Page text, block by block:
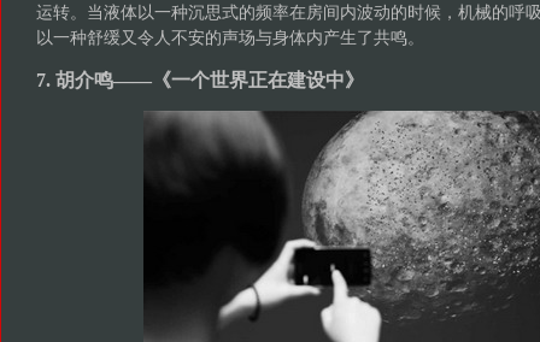
运转。当液体以一种沉思式的频率在房间内波动的时候，机械的呼
以一种舒缓又令人不安的声场与身体内产生了共鸣。
7. 胡介鸣——《一个世界正在建设中》